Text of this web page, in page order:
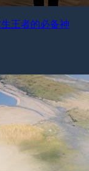
王者的必备神